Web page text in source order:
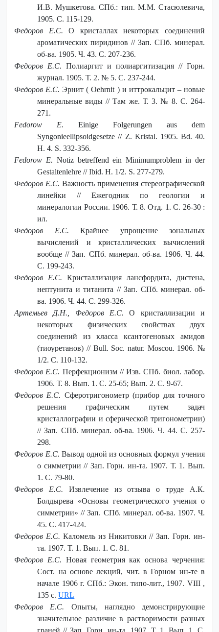
И.В. Мушкетова. СПб.: тип. М.М. Стасюлевича,
1905. С. 115-129.
Федоров Е.С. О кристаллах некоторых соединений
ароматических пиридинов // Зап. СПб. минерал.
об-ва. 1905. Ч. 43. С. 207-236.
Федоров Е.С. Полиаргит и полиаргитизация // Горн.
журнал. 1905. Т. 2. № 5. С. 237-244.
Федоров Е.С. Эрнит ( Oehrnit ) и иттрокальцит – новые
минеральные виды // Там же. Т. 3. № 8. С. 264-
271.
Fedorow E. Einige Folgerungen aus dem
Syngonieellipsoidgesetze // Z. Kristal. 1905. Bd. 40.
H. 4. S. 332-356.
Fedorow E. Notiz betreffend ein Minimumproblem in der
Gestaltenlehre // Ibid. H. 1/2. S. 277-279.
Федоров Е.С. Важность применения стереографической
линейки // Ежегодник по геологии и
минералогии России. 1906. Т. 8. Отд. 1. С. 26-30 :
ил.
Федоров Е.С. Крайнее упрощение зональных
вычислений и кристаллических вычислений
вообще // Зап. СПб. минерал. об-ва. 1906. Ч. 44.
С. 199-243.
Федоров Е.С. Кристаллизация лансфордита, дистена,
нептунита и титанита // Зап. СПб. минерал. об-
ва. 1906. Ч. 44. С. 299-326.
Артемьев Д.Н., Федоров Е.С. О кристаллизации и
некоторых физических свойствах двух
соединений из класса ксантогеновых амидов
(тиоуретанов) // Bull. Soc. natur. Moscou. 1906. №
1/2. С. 110-132.
Федоров Е.С. Перфекционизм // Изв. СПб. биол. лабор.
1906. Т. 8. Вып. 1. С. 25-65; Вып. 2. С. 9-67.
Федоров Е.С. Сферотригонометр (прибор для точного
решения графическим путем задач
кристаллографии и сферической тригонометрии)
// Зап. СПб. минерал. об-ва. 1906. Ч. 44. С. 257-
298.
Федоров Е.С. Вывод одной из основных формул учения
о симметрии // Зап. Горн. ин-та. 1907. Т. 1. Вып.
1. С. 79-80.
Федоров Е.С. Извлечение из отзыва о труде А.К.
Болдырева «Основы геометрического учения о
симметрии» // Зап. СПб. минерал. об-ва. 1907. Ч.
45. С. 417-424.
Федоров Е.С. Каломель из Никитовки // Зап. Горн. ин-
та. 1907. Т. 1. Вып. 1. С. 81.
Федоров Е.С. Новая геометрия как основа черчения:
Сост. на основе лекций, чит. в Горном ин-те в
начале 1906 г. СПб.: Экон. типо-лит., 1907. VIII ,
135 с.URL
Федоров Е.С. Опыты, наглядно демонстрирующие
значительное различие в растворимости разных
граней // Зап. Горн. ин-та. 1907. Т. 1. Вып. 1. С.